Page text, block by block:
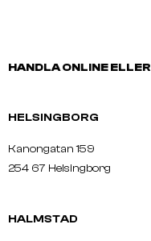
HANDLA ONLINE
HELSINGBORG
Kanongatan 159
254 67 Helsingborg
HALMSTAD